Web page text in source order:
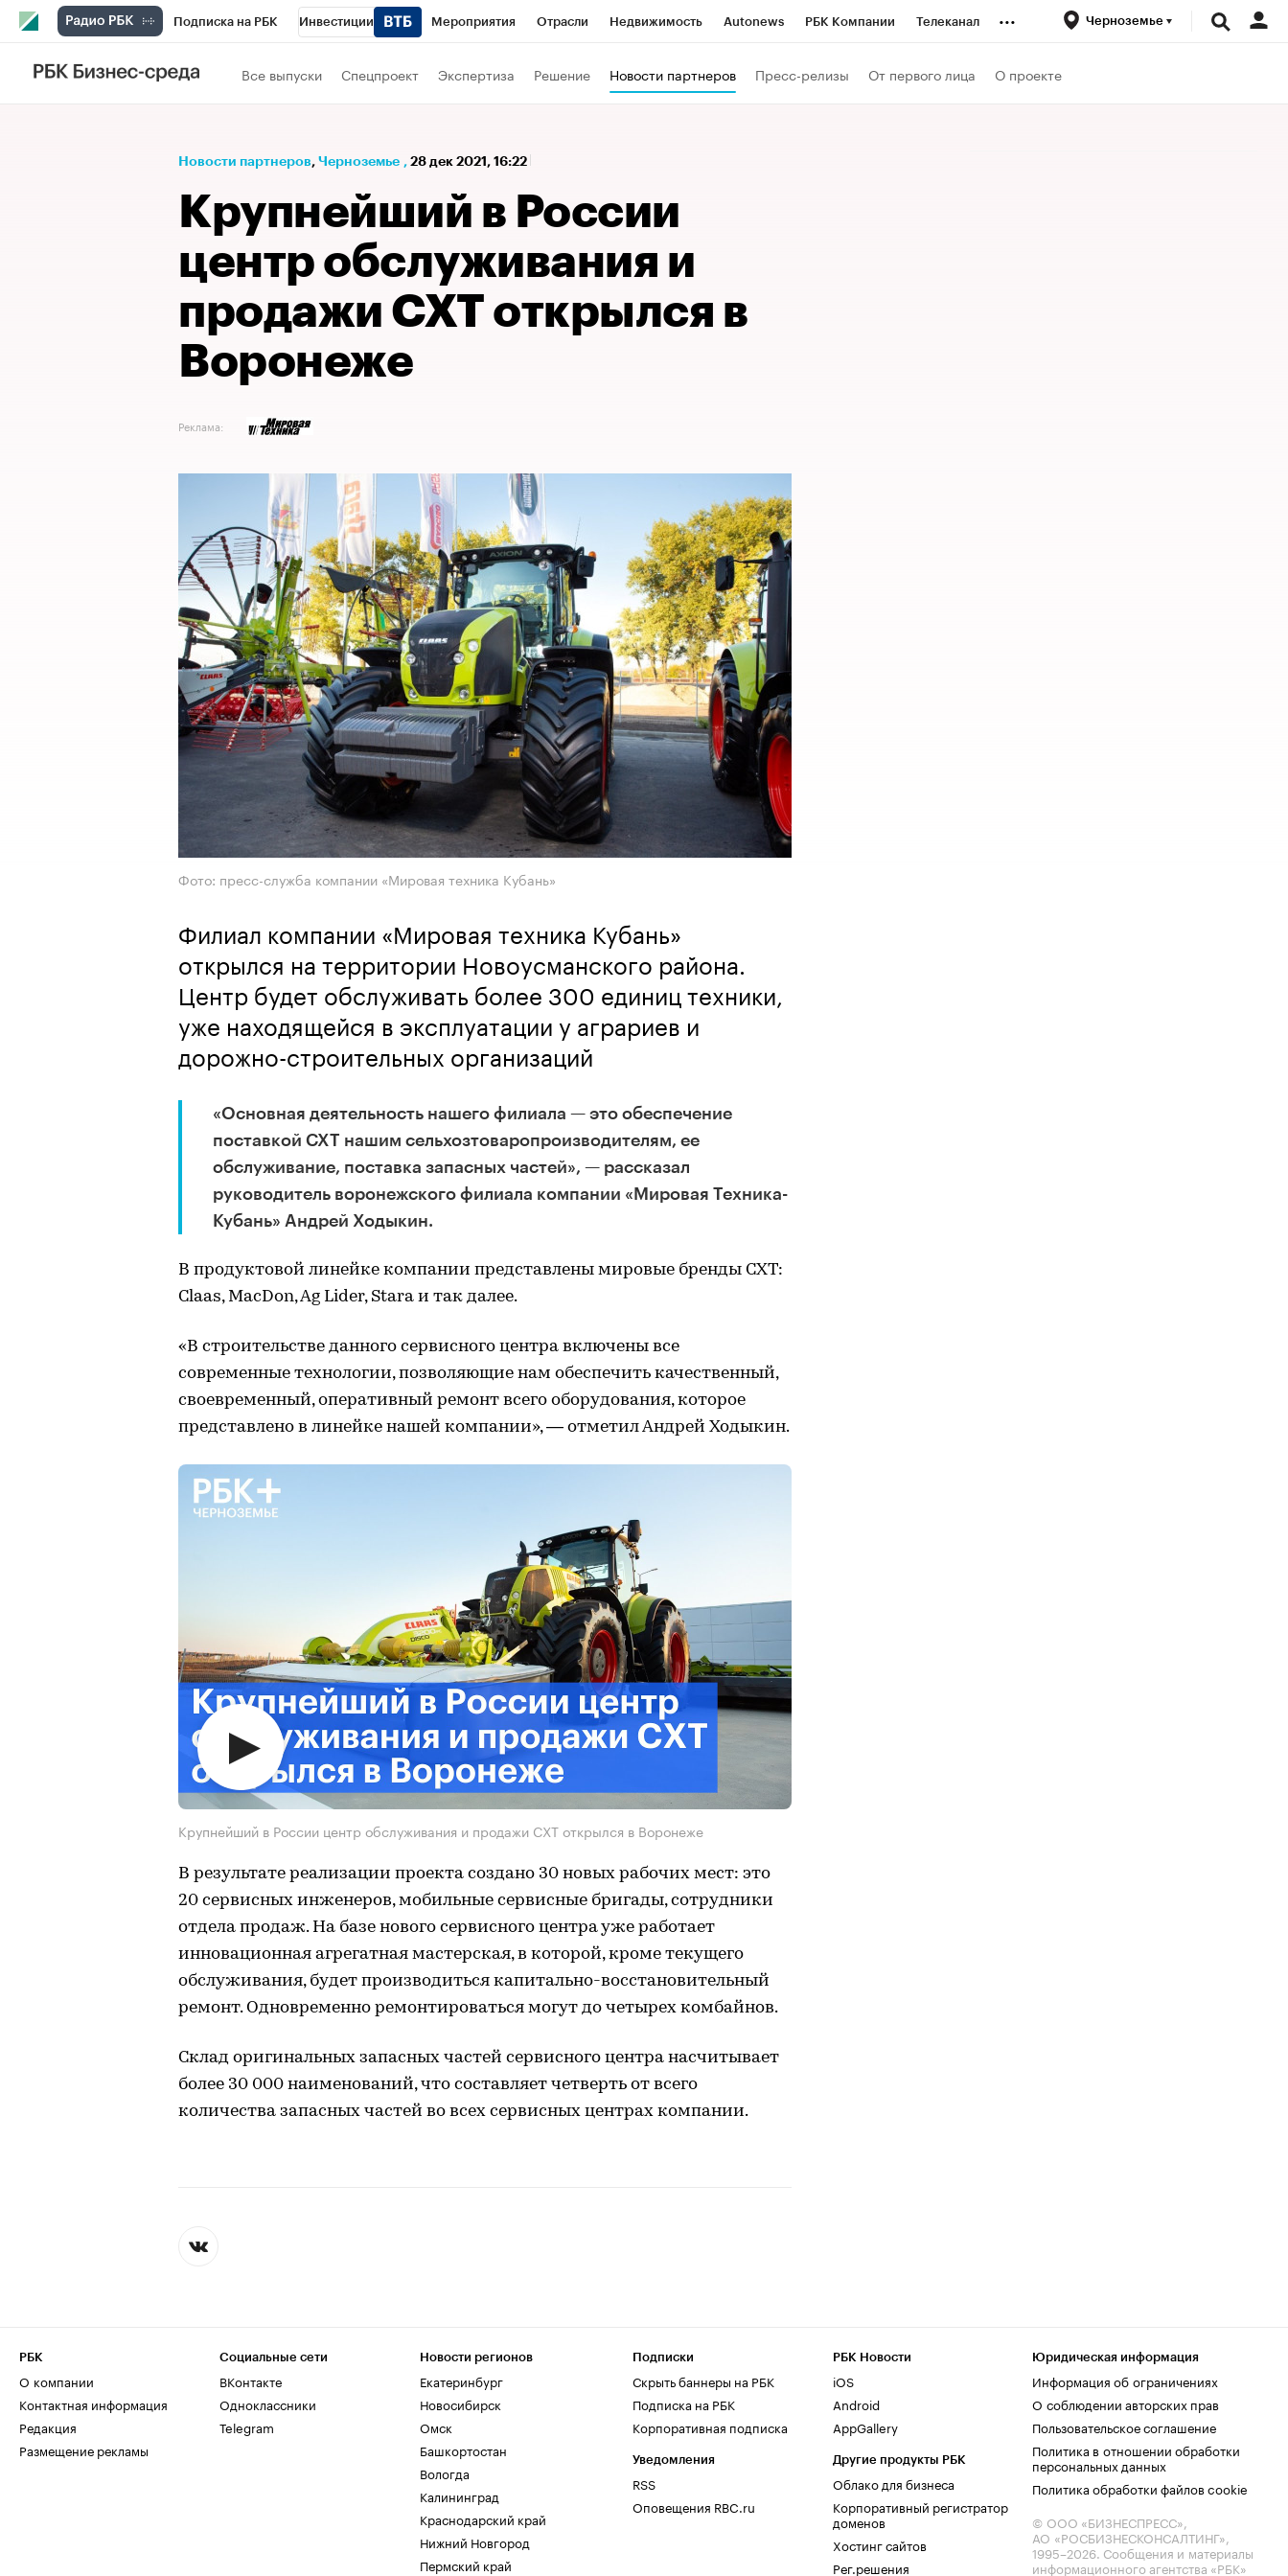
Подписка на РБК Инвестиции Мероприятия Отрасли Недвижимость Autonews РБК Компании Телеканал
РБК Вино
Проверка контрагентов Политика Экономика Бизнес
... Черноземье
Все выпуски Спецпроект Экспертиза Решение Новости партнеров Пресс-релизы От первого лица О проекте
Новости партнеров⁠, Черноземье , 28 дек 2021, 16:22
Крупнейший в России
центр обслуживания и
продажи СХТ открылся в
Воронеже
Реклама:
Фото: пресс-служба компании «Мировая техника Кубань»
Филиал компании «Мировая техника Кубань»
открылся на территории Новоусманского района.
Центр будет обслуживать более 300 единиц техники,
уже находящейся в эксплуатации у аграриев и
дорожно-строительных организаций
«Основная деятельность нашего филиала — это обеспечение
поставкой СХТ нашим сельхозтоваропроизводителям, ее
обслуживание, поставка запасных частей», — рассказал
руководитель воронежского филиала компании «Мировая Техника-
Кубань» Андрей Ходыкин.
В продуктовой линейке компании представлены мировые бренды СХТ:
Claas, MacDon, Ag Lider, Stara и так далее.
«В строительстве данного сервисного центра включены все
современные технологии, позволяющие нам обеспечить качественный,
своевременный, оперативный ремонт всего оборудования, которое
представлено в линейке нашей компании», — отметил Андрей Ходыкин.
Крупнейший в России центр обслуживания и продажи СХТ открылся в Воронеже
В результате реализации проекта создано 30 новых рабочих мест: это
20 сервисных инженеров, мобильные сервисные бригады, сотрудники
отдела продаж. На базе нового сервисного центра уже работает
инновационная агрегатная мастерская, в которой, кроме текущего
обслуживания, будет производиться капитально-восстановительный
ремонт. Одновременно ремонтироваться могут до четырех комбайнов.
Склад оригинальных запасных частей сервисного центра насчитывает
более 30 000 наименований, что составляет четверть от всего
количества запасных частей во всех сервисных центрах компании.
РБК
О компании
Контактная информация
Редакция
Размещение рекламы
Социальные сети
ВКонтакте
Одноклассники
Telegram
Новости регионов
Екатеринбург
Новосибирск
Омск
Башкортостан
Вологда
Калининград
Краснодарский край
Нижний Новгород
Пермский край
Подписки
Скрыть баннеры на РБК
Подписка на РБК
Корпоративная подписка
Уведомления
RSS
Оповещения RBC.ru
РБК Новости
iOS
Android
AppGallery
Другие продукты РБК
Облако для бизнеса
Корпоративный регистратор
доменов
Хостинг сайтов
Рег.решения
Юридическая информация
Информация об ограничениях
О соблюдении авторских прав
Пользовательское соглашение
Политика в отношении обработки
персональных данных
Политика обработки файлов cookie
© ООО «БИЗНЕСПРЕСС»,
АО «РОСБИЗНЕСКОНСАЛТИНГ»,
1995–2026. Сообщения и материалы
информационного агентства «РБК»